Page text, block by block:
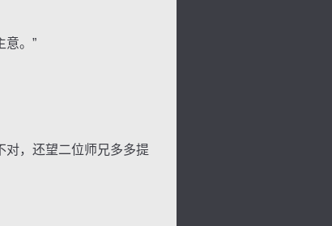
。”
，还望二位师兄多多提